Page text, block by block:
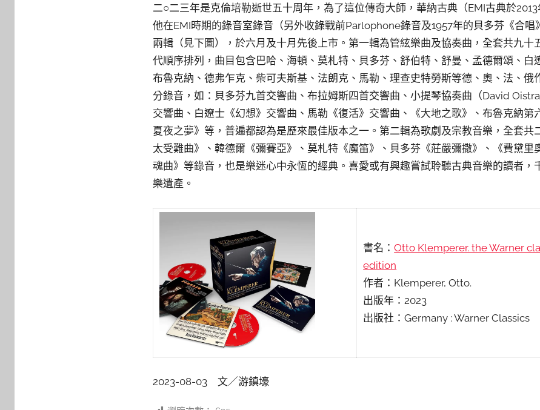
二○二三年是克倫培勒逝世五十周年，為了這位傳奇大師，華納古典（EMI古典於
他在EMI時期的錄音室錄音（另外收錄戰前Parlophone錄音及1957年的貝多芬《合
兩輯（見下圖），於六月及十月先後上市。第一輯為管絃樂曲及協奏曲，全套共九十
代順序排列，曲目包含巴哈、海頓、莫札特、貝多芬、舒伯特、舒曼、孟德爾頌、白
布魯克納、德弗乍克、柴可夫斯基、法朗克、馬勒、理查史特勞斯等德、奧、法、俄
分錄音，如：貝多芬九首交響曲、布拉姆斯四首交響曲、小提琴協奏曲（David
交響曲、白遼士《幻想》交響曲、馬勒《復活》交響曲、《大地之歌》、布魯克納第
夏夜之夢》等，普遍都認為是歷來最佳版本之一。第二輯為歌劇及宗教音樂，全套共
太受難曲》、韓德爾《彌賽亞》、莫札特《魔笛》、貝多芬《莊嚴彌撒》、《費黛里
魂曲》等錄音，也是樂迷心中永恆的經典。喜愛或有興趣嘗試聆聽古典音樂的讀者，
樂遺產。
書名：Otto Klemperer. the Warner
edition
作者：Klemperer, Otto.
出版年：2023
出版社：Germany : Warner Classics
2023-08-03 文／游鎮壕